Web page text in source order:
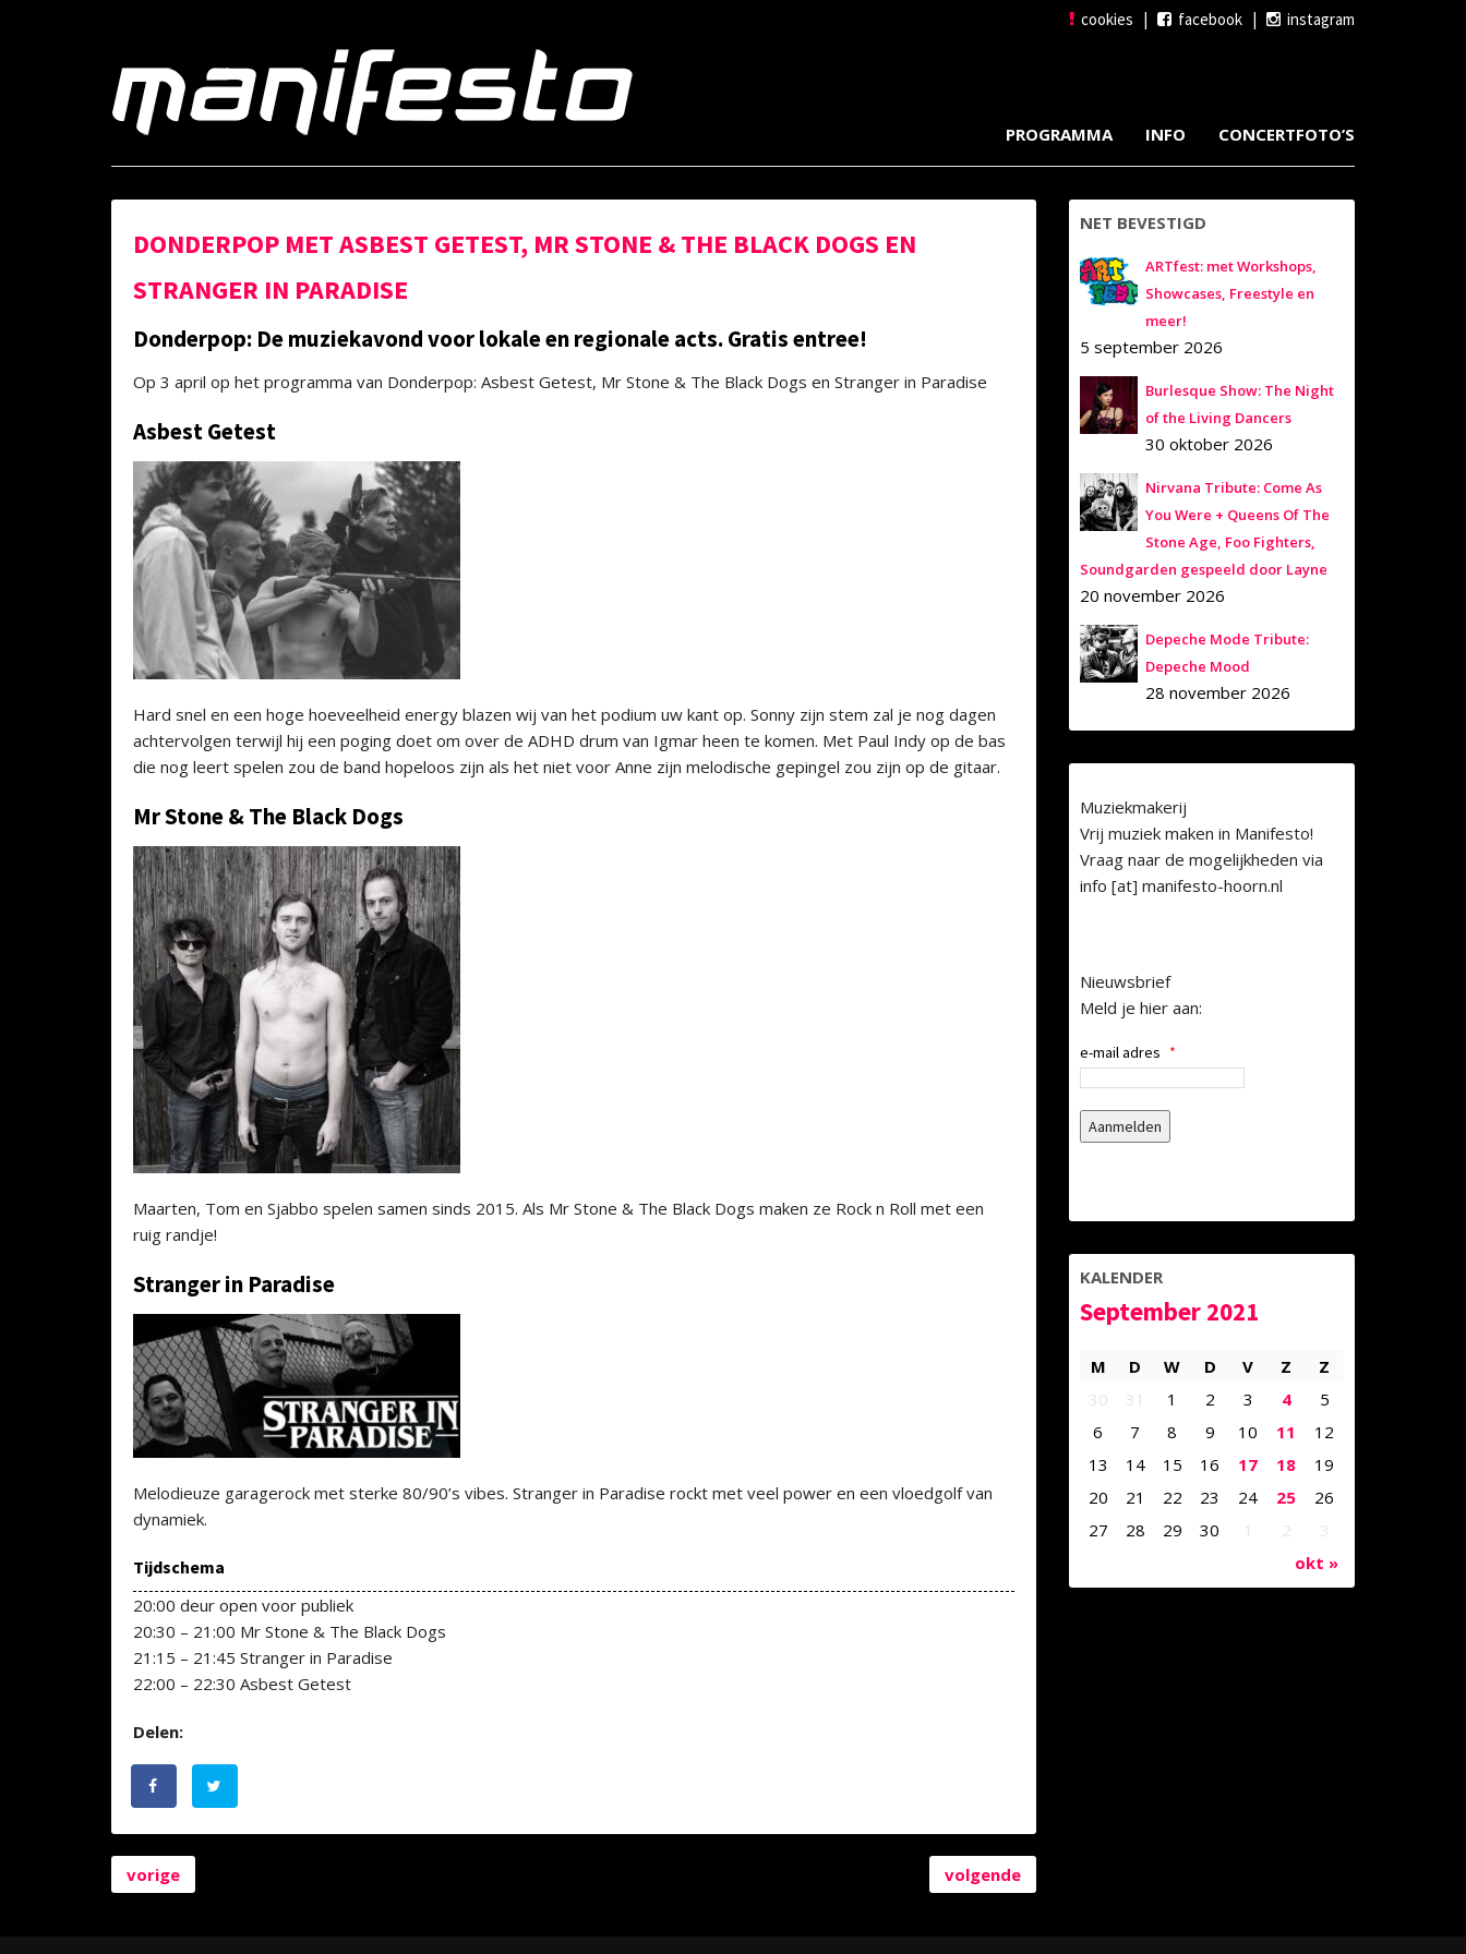
cookies | facebook | instagram
PROGRAMMA INFO CONCERTFOTO’S
DONDERPOP MET ASBEST GETEST, MR STONE & THE BLACK DOGS EN
STRANGER IN PARADISE
Donderpop: De muziekavond voor lokale en regionale acts. Gratis entree!
Op 3 april op het programma van Donderpop: Asbest Getest, Mr Stone & The Black Dogs en Stranger in Paradise
Asbest Getest
Hard snel en een hoge hoeveelheid energy blazen wij van het podium uw kant op. Sonny zijn stem zal je nog dagen
achtervolgen terwijl hij een poging doet om over de ADHD drum van Igmar heen te komen. Met Paul Indy op de bas
die nog leert spelen zou de band hopeloos zijn als het niet voor Anne zijn melodische gepingel zou zijn op de gitaar.
Mr Stone & The Black Dogs
Maarten, Tom en Sjabbo spelen samen sinds 2015. Als Mr Stone & The Black Dogs maken ze Rock n Roll met een
ruig randje!
Stranger in Paradise
Melodieuze garagerock met sterke 80/90’s vibes. Stranger in Paradise rockt met veel power en een vloedgolf van
dynamiek.
Tijdschema
20:00 deur open voor publiek
20:30 – 21:00 Mr Stone & The Black Dogs
21:15 – 21:45 Stranger in Paradise
22:00 – 22:30 Asbest Getest
Delen:
vorige volgende
NET BEVESTIGD
ARTfest: met Workshops,
Showcases, Freestyle en
meer!
5 september 2026
Burlesque Show: The Night
of the Living Dancers
30 oktober 2026
Nirvana Tribute: Come As
You Were + Queens Of The
Stone Age, Foo Fighters,
Soundgarden gespeeld door Layne
20 november 2026
Depeche Mode Tribute:
Depeche Mood
28 november 2026
Muziekmakerij
Vrij muziek maken in Manifesto!
Vraag naar de mogelijkheden via
info [at] manifesto-hoorn.nl
Nieuwsbrief
Meld je hier aan:
e-mail adres *
KALENDER
September 2021
okt »
M D W D V Z
Z
30
31 1 2 3 4
5
6
7 8 9 10 11
12
13
14 15 16 17 18
19
20
21 22 23 24 25
26
27
28 29 30 1 2 3